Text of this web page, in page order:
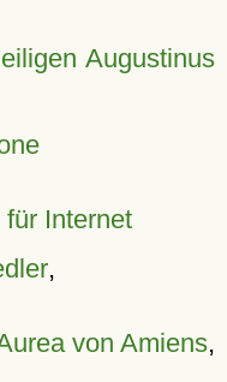
Augustinus
Internet
,
von Amiens,